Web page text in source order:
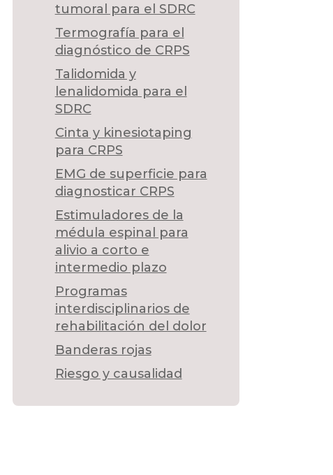
tumoral para el SDRC
Termografía para el
diagnóstico de CRPS
Talidomida y
lenalidomida para el
SDRC
Cinta y kinesiotaping
para CRPS
EMG de superficie para
diagnosticar CRPS
Estimuladores de la
médula espinal para
alivio a corto e
intermedio plazo
Programas
interdisciplinarios de
rehabilitación del dolor
Banderas rojas
Riesgo y causalidad